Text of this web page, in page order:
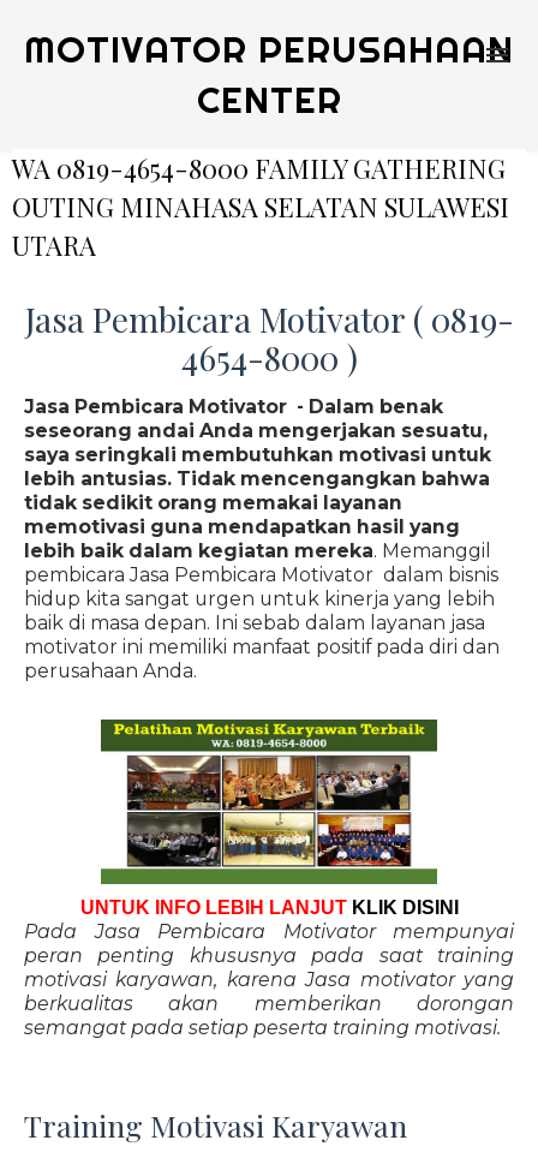
MOTIVATOR PERUSAHAAN
CENTER
WA 0819-4654-8000 FAMILY GATHERING
OUTING MINAHASA SELATAN SULAWESI
UTARA
Jasa Pembicara Motivator ( 0819-
4654-8000 )
Jasa Pembicara Motivator - Dalam benak
seseorang andai Anda mengerjakan sesuatu,
saya seringkali membutuhkan motivasi untuk
lebih antusias. Tidak mencengangkan bahwa
tidak sedikit orang memakai layanan
memotivasi guna mendapatkan hasil yang
lebih baik dalam kegiatan mereka. Memanggil
pembicara Jasa Pembicara Motivator dalam bisnis
hidup kita sangat urgen untuk kinerja yang lebih
baik di masa depan. Ini sebab dalam layanan jasa
motivator ini memiliki manfaat positif pada diri dan
perusahaan Anda.
UNTUK INFO LEBIH LANJUT KLIK DISINI
Pada Jasa Pembicara Motivator mempunyai
peran penting khususnya pada saat training
motivasi karyawan, karena Jasa motivator yang
berkualitas akan memberikan dorongan
semangat pada setiap peserta training motivasi.
Training Motivasi Karyawan